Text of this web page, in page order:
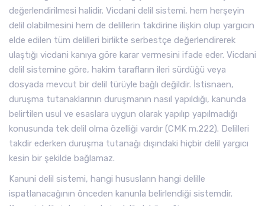
değerlendirilmesi halidir. Vicdani delil sistemi, hem herşeyin
delil olabilmesini hem de delillerin takdirine ilişkin olup yargıcın
elde edilen tüm delilleri birlikte serbestçe değerlendirerek
ulaştığı vicdani kanıya göre karar vermesini ifade eder. Vicdani
delil sistemine göre, hakim tarafların ileri sürdüğü veya
dosyada mevcut bir delil türüyle bağlı değildir. İstisnaen,
duruşma tutanaklarının duruşmanın nasıl yapıldığı, kanunda
belirtilen usul ve esaslara uygun olarak yapılıp yapılmadığı
konusunda tek delil olma özelliği vardır (CMK m.222). Delilleri
takdir ederken duruşma tutanağı dışındaki hiçbir delil yargıcı
kesin bir şekilde bağlamaz.
Kanuni delil sistemi, hangi hususların hangi delille
ispatlanacağının önceden kanunla belirlendiği sistemdir.